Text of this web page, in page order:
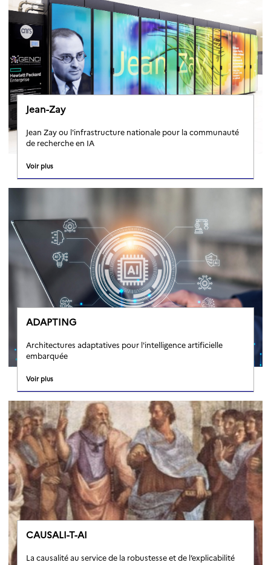
Jean-Zay
Jean Zay ou l'infrastructure nationale pour la communauté
de recherche en IA
Voir plus
ADAPTING
Architectures adaptatives pour l'intelligence artificielle
embarquée
Voir plus
CAUSALI-T-AI
La causalité au service de la robustesse et de l’explicabilité